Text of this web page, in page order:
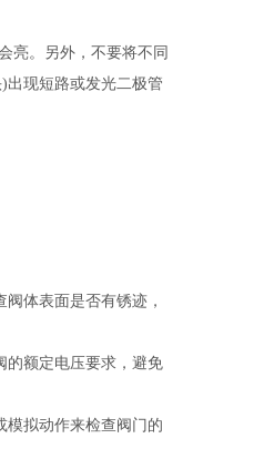
亮。另外，不要将不同
出现短路或发光二极管
体表面是否有锈迹，
的额定电压要求，避免
模拟动作来检查阀门的